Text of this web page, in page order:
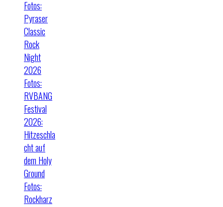
Fotos:
Pyraser
Classic
Rock
Night
2026
Fotos:
RVBANG
Festival
2026:
Hitzeschla
cht auf
dem Holy
Ground
Fotos:
Rockharz